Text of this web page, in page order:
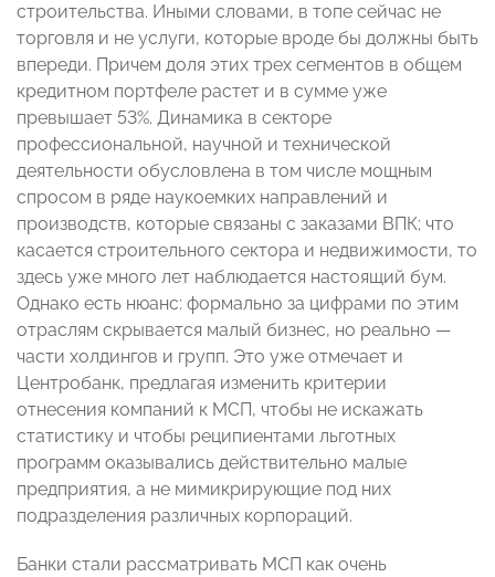
строительства. Иными словами, в топе сейчас не
торговля и не услуги, которые вроде бы должны быть
впереди. Причем доля этих трех сегментов в общем
кредитном портфеле растет и в сумме уже
превышает 53%. Динамика в секторе
профессиональной, научной и технической
деятельности обусловлена в том числе мощным
спросом в ряде наукоемких направлений и
производств, которые связаны с заказами ВПК; что
касается строительного сектора и недвижимости, то
здесь уже много лет наблюдается настоящий бум.
Однако есть нюанс: формально за цифрами по этим
отраслям скрывается малый бизнес, но реально —
части холдингов и групп. Это уже отмечает и
Центробанк, предлагая изменить критерии
отнесения компаний к МСП, чтобы не искажать
статистику и чтобы реципиентами льготных
программ оказывались действительно малые
предприятия, а не мимикрирующие под них
подразделения различных корпораций.
Банки стали рассматривать МСП как очень